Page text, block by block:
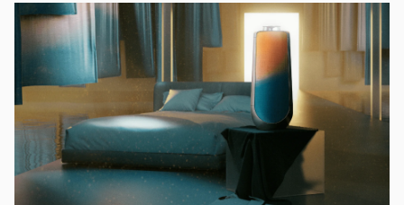
Bilde av arrangement